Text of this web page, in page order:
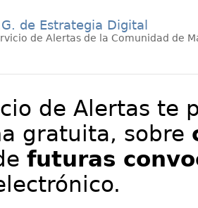
de Estrategia Digital
de Alertas de la Comunidad de
de Alertas te
gratuita, sobre
futuras